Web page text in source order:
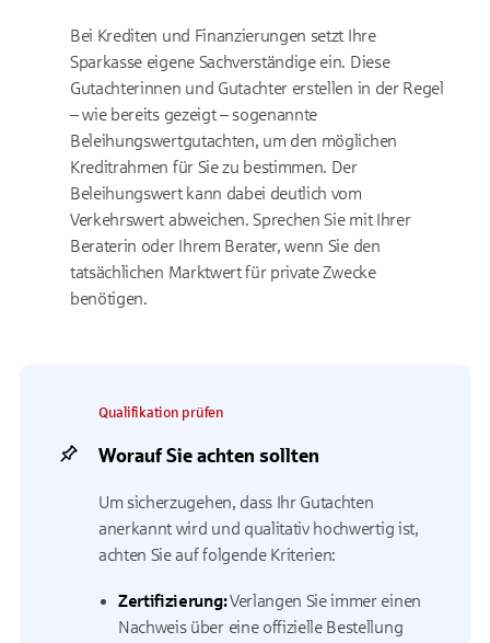
Bei Krediten und Finanzierungen setzt Ihre
Sparkasse eigene Sachverständige ein. Diese
Gutachterinnen und Gutachter erstellen in der Regel
– wie bereits gezeigt – sogenannte
Beleihungswertgutachten, um den möglichen
Kreditrahmen für Sie zu bestimmen. Der
Beleihungswert kann dabei deutlich vom
Verkehrswert abweichen. Sprechen Sie mit Ihrer
Beraterin oder Ihrem Berater, wenn Sie den
tatsächlichen Marktwert für private Zwecke
benötigen.
Qualifikation prüfen
Worauf Sie achten sollten
Um sicherzugehen, dass Ihr Gutachten
anerkannt wird und qualitativ hochwertig ist,
achten Sie auf folgende Kriterien:
Zertifizierung:Verlangen Sie immer einen
Nachweis über eine offizielle Bestellung